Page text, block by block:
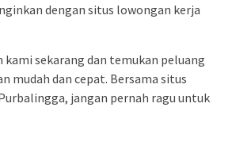
dengan situs lowongan kerja
kami sekarang dan temukan peluang
mudah dan cepat. Bersama situs
jangan pernah ragu untuk